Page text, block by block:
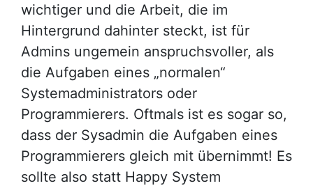
wichtiger und die Arbeit, die im
Hintergrund dahinter steckt, ist für
Admins ungemein anspruchsvoller, als
die Aufgaben eines „normalen“
Systemadministrators oder
Programmierers. Oftmals ist es sogar so,
dass der Sysadmin die Aufgaben eines
Programmierers gleich mit übernimmt! Es
sollte also statt Happy System